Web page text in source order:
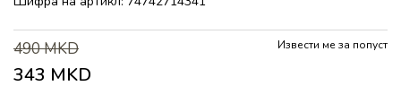
490MKD
343 MKD
Извести ме за попуст